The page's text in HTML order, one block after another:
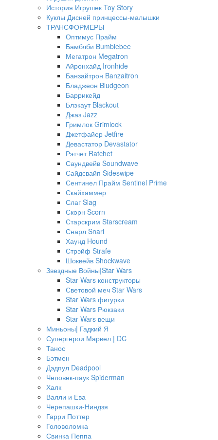
История Игрушек Toy Story
Куклы Дисней принцессы-малышки
ТРАНСФОРМЕРЫ
Оптимус Прайм
Бамблби Bumblebee
Мегатрон Megatron
Айронхайд Ironhide
Банзайтрон Banzaitron
Бладжеон Bludgeon
Баррикейд
Блэкаут Blackout
Джаз Jazz
Гримлок Grimlock
Джетфайер Jetfire
Девастатор Devastator
Рэтчет Ratchet
Саундвейв Soundwave
Сайдсвайп Sideswipe
Сентинел Прайм Sentinel Prime
Скайхаммер
Слаг Slag
Скорн Scorn
Старскрим Starscream
Снарл Snarl
Хаунд Hound
Стрэйф Strafe
Шоквейв Shockwave
Звездные Войны|Star Wars
Star Wars конструкторы
Световой меч Star Wars
Star Wars фигурки
Star Wars Рюкзаки
Star Wars вещи
Миньоны| Гадкий Я
Супергерои Марвел | DC
Танос
Бэтмен
Дэдпул Deadpool
Человек-паук Spiderman
Халк
Валли и Ева
Черепашки-Ниндзя
Гарри Поттер
Головоломка
Свинка Пеппа